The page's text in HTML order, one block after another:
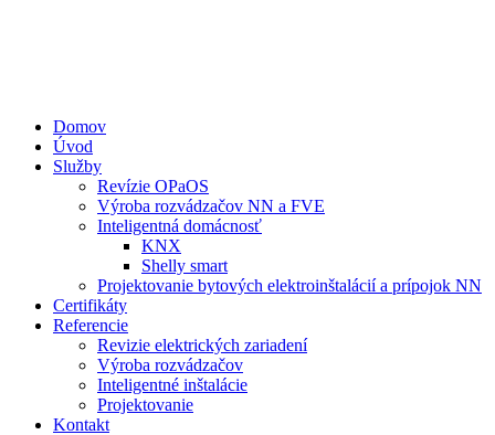
Domov
Úvod
Služby
Revízie OPaOS
Výroba rozvádzačov NN a FVE
Inteligentná domácnosť
KNX
Shelly smart
Projektovanie bytových elektroinštalácií a prípojok NN
Certifikáty
Referencie
Revizie elektrických zariadení
Výroba rozvádzačov
Inteligentné inštalácie
Projektovanie
Kontakt